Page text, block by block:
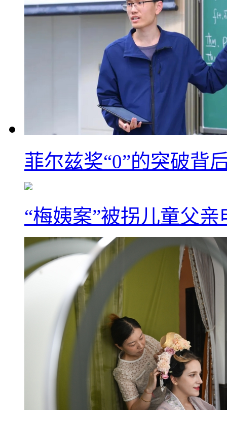
菲尔兹奖“0”的突破背
“梅姨案”被拐儿童父